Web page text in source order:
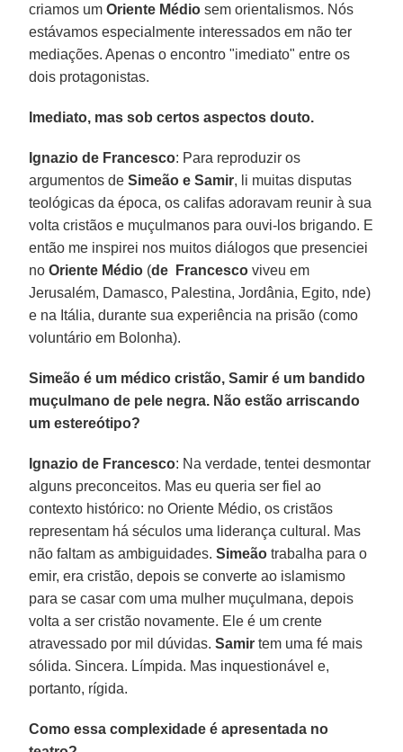
criamos um Oriente Médio sem orientalismos. Nós
estávamos especialmente interessados em não ter
mediações. Apenas o encontro "imediato" entre os
dois protagonistas.
Imediato, mas sob certos aspectos douto.
Ignazio de Francesco: Para reproduzir os
argumentos deSimeão e Samir, li muitas disputas
teológicas da época, os califas adoravam reunir à sua
volta cristãos e muçulmanos para ouvi-los brigando. E
então me inspirei nos muitos diálogos que presenciei
noOriente Médio (de Francescoviveu em
Jerusalém, Damasco, Palestina, Jordânia, Egito, nde)
e na Itália, durante sua experiência na prisão (como
voluntário em Bolonha).
Simeão é um médico cristão, Samir é um bandido
muçulmano de pele negra. Não estão arriscando
um estereótipo?
Ignazio de Francesco: Na verdade, tentei desmontar
alguns preconceitos. Mas eu queria ser fiel ao
contexto histórico: no Oriente Médio, os cristãos
representam há séculos uma liderança cultural. Mas
não faltam as ambiguidades.Simeão trabalha para o
emir, era cristão, depois se converte ao islamismo
para se casar com uma mulher muçulmana, depois
volta a ser cristão novamente. Ele é um crente
atravessado por mil dúvidas.Samir tem uma fé mais
sólida. Sincera. Límpida. Mas inquestionável e,
portanto, rígida.
Como essa complexidade é apresentada no